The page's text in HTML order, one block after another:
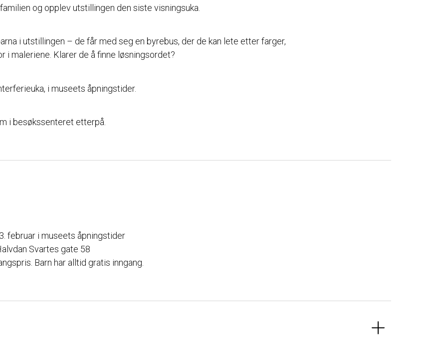
og opplev utstillingen den siste visningsuka.
i utstillingen – de får med seg en byrebus, der de kan lete etter farger,
i maleriene. Klarer de å finne løsningsordet?
i museets åpningstider.
i besøkssenteret etterpå.
februar i museets åpningstider
Svartes gate 58
Barn har alltid gratis inngang.